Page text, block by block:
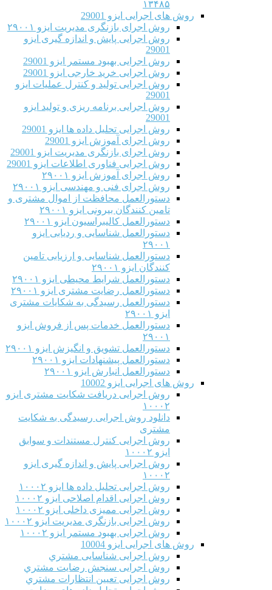
۱۳۴۸۵
روش های اجرایی ایزو 29001
روش اجرای بازنگری مدیریت ایزو ۲۹۰۰۱
روش اجرایی پایش و اندازه گیری ایزو
29001
روش اجرایی بهبود مستمر ایزو 29001
روش اجرایی خرید خارجی ایزو 29001
روش اجرایی تولید و کنترل عملیات ایزو
29001
روش اجرایی برنامه ریزی و تولید ایزو
29001
روش اجرایی تحلیل داده ها ایزو 29001
روش اجرای آموزش ایزو 29001
روش اجرای بازنگری مدیریت ایزو 29001
روش اجرایی فناوری اطلاعات ایزو 29001
روش اجرای آموزش ایزو ۲۹۰۰۱
روش اجرای فنی و مهندسی ایزو ۲۹۰۰۱
دستورالعمل محافظت از اموال مشتری و
تامین کنندگان بیرونی ایزو ۲۹۰۰۱
دستورالعمل کالیبراسیون ایزو ۲۹۰۰۱
دستورالعمل شناسایی و ردیابی ایزو
۲۹۰۰۱
دستورالعمل شناسایی و ارزیابی تامین
کنندگان ایزو ۲۹۰۰۱
دستورالعمل شرایط محیطی ایزو ۲۹۰۰۱
دستورالعمل رضایت مشتری ایزو ۲۹۰۰۱
دستورالعمل رسیدگی به شکایات مشتری
ایزو ۲۹۰۰۱
دستورالعمل خدمات پس از فروش ایزو
۲۹۰۰۱
دستورالعمل تشویق و انگیزش ایزو ۲۹۰۰۱
دستورالعمل پیشنهادات ایزو ۲۹۰۰۱
دستورالعمل انبارش ایزو ۲۹۰۰۱
روش های اجرایی ایزو 10002
روش اجرایی دریافت شکایت مشتری ایزو
۱۰۰۰۲
دانلود روش اجرایی رسیدگی به شکایت
مشتری
روش اجرایی کنترل مستندات و سوابق
ایزو ۱۰۰۰۲
روش اجرایی پایش و اندازه گیری ایزو
۱۰۰۰۲
روش اجرایی تحلیل داده ها ایزو ۱۰۰۰۲
روش اجرایی اقدام اصلاحی ایزو ۱۰۰۰۲
روش اجرایی ممیزی داخلی ایزو ۱۰۰۰۲
روش اجرایی بازنگری مدیریت ایزو ۱۰۰۰۲
روش اجرایی بهبود مستمر ایزو ۱۰۰۰۲
روش های اجرایی ایزو 10004
روش اجرایی شناسایی مشتري
روش اجرایی سنجش رضایت مشتري
روش اجرایی تعیین انتظارات مشتري